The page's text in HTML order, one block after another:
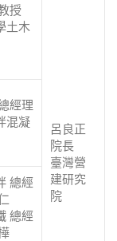
授
土木
呂良正
院長
臺灣營
建研究
院
經理
混凝
總經
總經